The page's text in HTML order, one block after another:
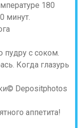
180
минут.
пудру с соком.
Когда глазурь
© Depositphotos
аппетита!